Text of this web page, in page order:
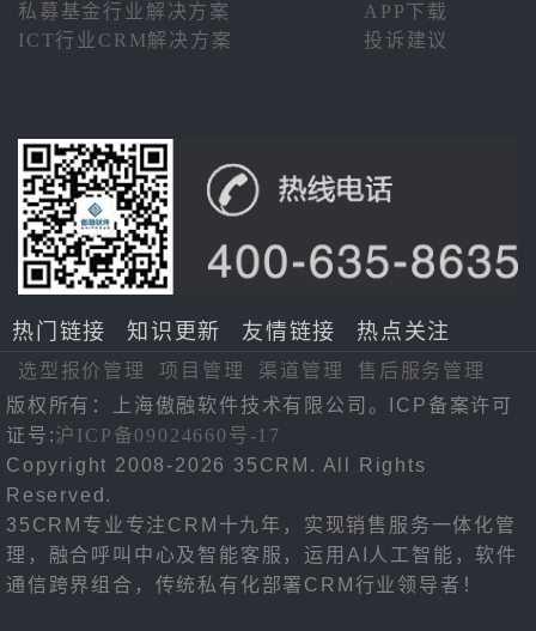
私募基金行业解决方案
APP下载
ICT行业CRM解决方案
投诉建议
热门链接 知识更新 友情链接 热点关注
选型报价管理 项目管理 渠道管理
售后服务管理
版权所有：上海傲融软件技术有限公司。ICP备案许可
证号:沪ICP备09024660号-17
Copyright 2008-2026 35CRM. All Rights
Reserved.
35CRM专业专注CRM十九年，实现销售服务一体化管
理，融合呼叫中心及智能客服，运用AI人工智能，软件
通信跨界组合，传统私有化部署CRM行业领导者！